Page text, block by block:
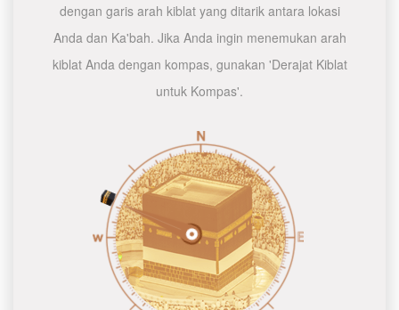
dengan garis arah kiblat yang ditarik antara lokasi
Anda dan Ka'bah. Jika Anda ingin menemukan arah
kiblat Anda dengan kompas, gunakan 'Derajat Kiblat
untuk Kompas'.